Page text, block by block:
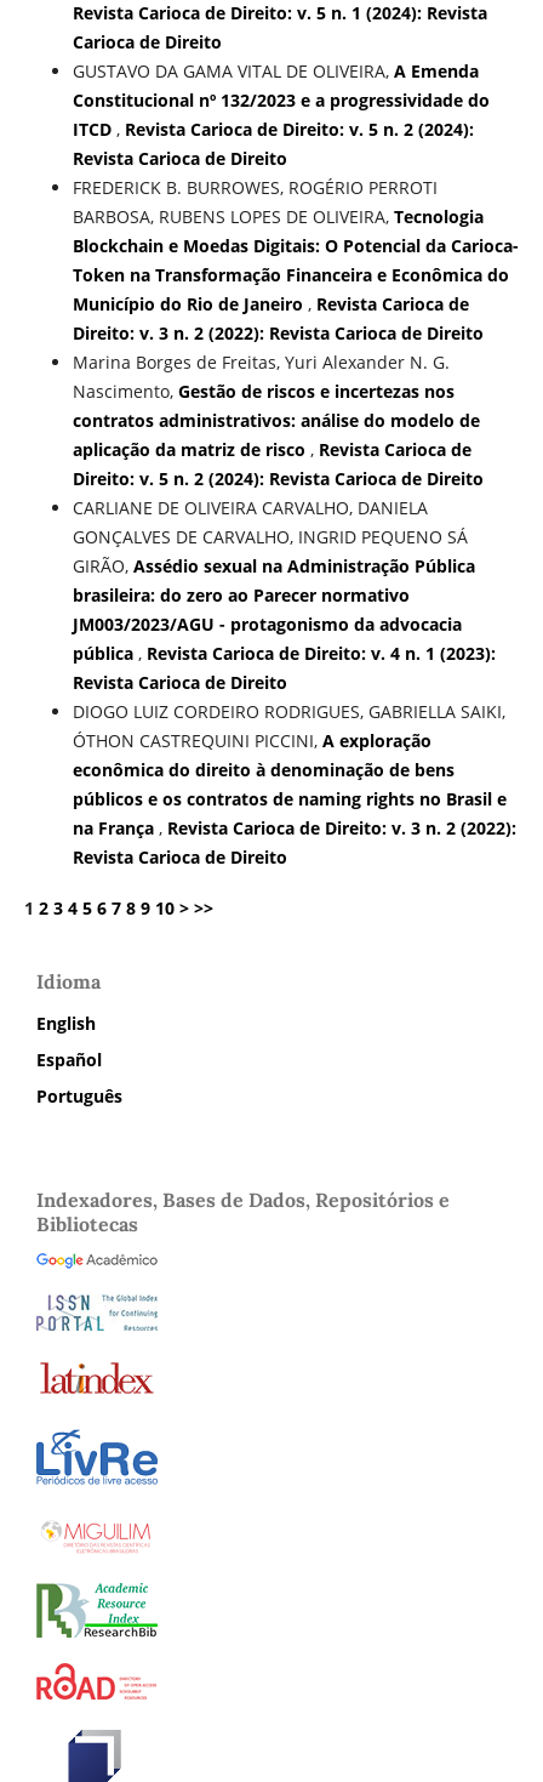
Revista Carioca de Direito: v. 5 n. 1 (2024): Revista
Carioca de Direito
GUSTAVO DA GAMA VITAL DE OLIVEIRA, A Emenda
Constitucional nº 132/2023 e a progressividade do
ITCD , Revista Carioca de Direito: v. 5 n. 2 (2024):
Revista Carioca de Direito
FREDERICK B. BURROWES, ROGÉRIO PERROTI
BARBOSA, RUBENS LOPES DE OLIVEIRA, Tecnologia
Blockchain e Moedas Digitais: O Potencial da Carioca-
Token na Transformação Financeira e Econômica do
Município do Rio de Janeiro , Revista Carioca de
Direito: v. 3 n. 2 (2022): Revista Carioca de Direito
Marina Borges de Freitas, Yuri Alexander N. G.
Nascimento, Gestão de riscos e incertezas nos
contratos administrativos: análise do modelo de
aplicação da matriz de risco , Revista Carioca de
Direito: v. 5 n. 2 (2024): Revista Carioca de Direito
CARLIANE DE OLIVEIRA CARVALHO, DANIELA
GONÇALVES DE CARVALHO, INGRID PEQUENO SÁ
GIRÃO, Assédio sexual na Administração Pública
brasileira: do zero ao Parecer normativo
JM003/2023/AGU - protagonismo da advocacia
pública , Revista Carioca de Direito: v. 4 n. 1 (2023):
Revista Carioca de Direito
DIOGO LUIZ CORDEIRO RODRIGUES, GABRIELLA SAIKI,
ÓTHON CASTREQUINI PICCINI, A exploração
econômica do direito à denominação de bens
públicos e os contratos de naming rights no Brasil e
na França , Revista Carioca de Direito: v. 3 n. 2 (2022):
Revista Carioca de Direito
1 2 3 4 5 6 7 8 9 10 > >>
Idioma
English
Español
Português
Indexadores, Bases de Dados, Repositórios e
Bibliotecas